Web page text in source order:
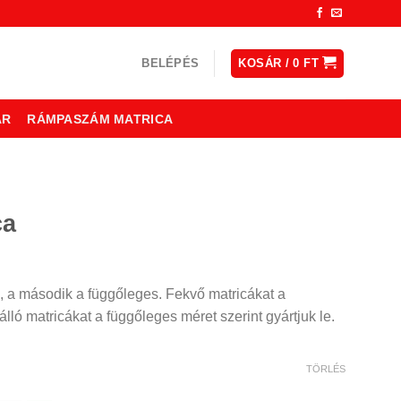
BELÉPÉS KOSÁR /0FT
RÁMPASZÁM MATRICA
második a függőleges. Fekvő matricákat a
matricákat a függőleges méret szerint gyártjuk le.
TÖRLÉS